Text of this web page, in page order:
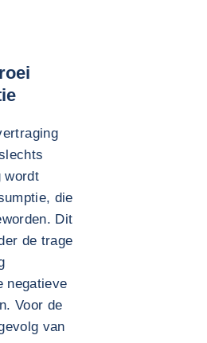
wordt
die
Dit
de trage
negatieve
Voor de
van